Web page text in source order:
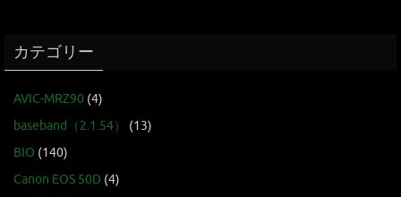
カテゴリー
AVIC-MRZ90 (4)
baseband（2.1.54）
(13)
BIO (140)
Canon EOS 50D (4)